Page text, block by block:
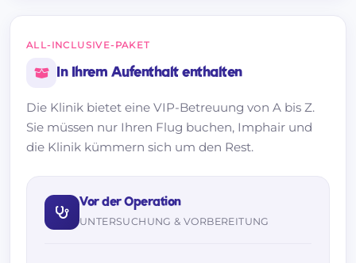
ALL-INCLUSIVE-PAKET
In Ihrem Aufenthalt enthalten
Die Klinik bietet eine VIP-Betreuung von A bis Z.
Sie müssen nur Ihren Flug buchen, Imphair und
die Klinik kümmern sich um den Rest.
Vor der Operation
UNTERSUCHUNG & VORBEREITUNG